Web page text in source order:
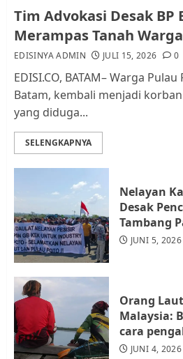
Kader
AGUSTUS 1,
4
Warga
Audiensi
Tim
Berhenti
Tim Advokasi Desak
Merampas Tanah
EDISINYA ADMIN JULI 15, 2026 0
EDISI.CO, BATAM– Warga
Batam, kembali menjadi
yang diduga...
SELENGKAPNYA
Nelayan
Desak
Tambang
JUNI 5, 2026
Orang
Malaysia:
cara
JUNI 4, 2026